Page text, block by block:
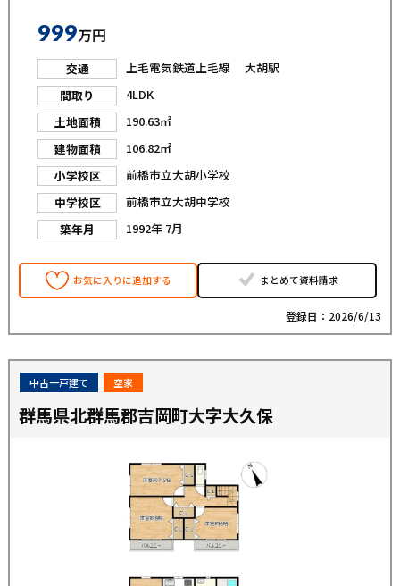
999万円
交通
上毛電気鉄道上毛線 大胡駅
間取り
4LDK
土地面積
190.63㎡
建物面積
106.82㎡
小学校区
前橋市立大胡小学校
中学校区
前橋市立大胡中学校
築年月
1992年 7月
お気に入りに追加する まとめて資料請求
登録日：2026/6/13
中古一戸建て 空家
群馬県北群馬郡吉岡町大字大久保